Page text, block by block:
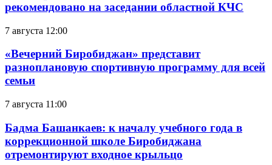
рекомендовано на заседании областной КЧС
7 августа 12:00
«Вечерний Биробиджан» представит
разноплановую спортивную программу для всей
семьи
7 августа 11:00
Бадма Башанкаев: к началу учебного года в
коррекционной школе Биробиджана
отремонтируют входное крыльцо